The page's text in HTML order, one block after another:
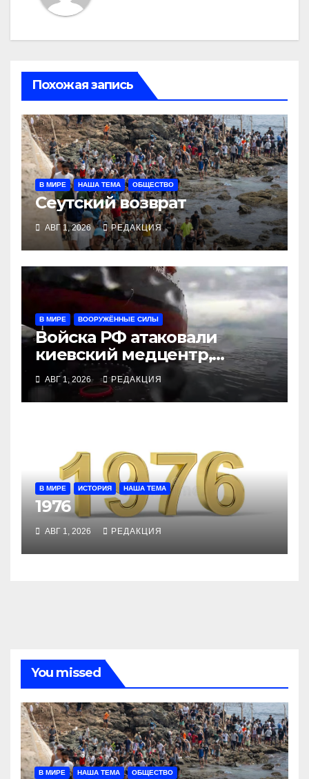
Похожая запись
В МИРЕ НАША ТЕМА ОБЩЕСТВО
Сеутский возврат
АВГ 1, 2026 РЕДАКЦИЯ
В МИРЕ ВООРУЖЁННЫЕ СИЛЫ
Войска РФ атаковали
киевский медцентр,
украинские БПЛА утопили
контейнеровоз «Росатома»
АВГ 1, 2026 РЕДАКЦИЯ
В МИРЕ ИСТОРИЯ НАША ТЕМА
1976
АВГ 1, 2026 РЕДАКЦИЯ
You missed
В МИРЕ НАША ТЕМА ОБЩЕСТВО